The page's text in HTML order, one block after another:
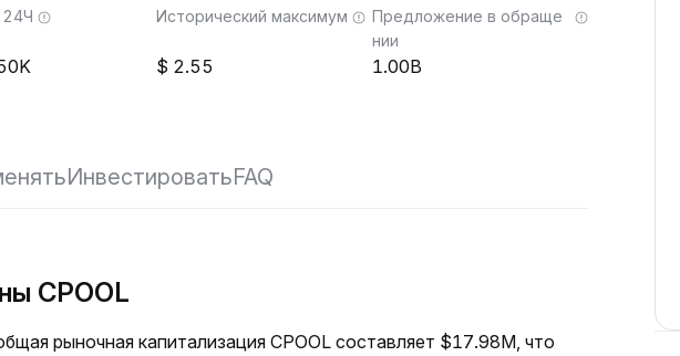
Исторический максимум
2.55
Предложение в обраще
нии
1.00B
ИнвестироватьFAQ
CPOOL
рыночная капитализация CPOOL составляет $17.98M, что